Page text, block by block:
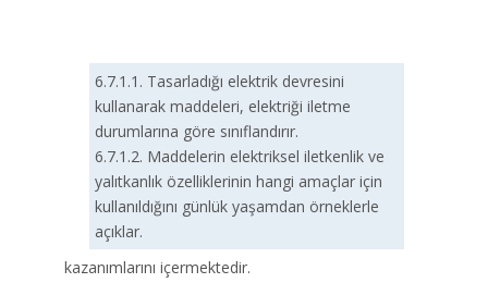
6.7.1.1. Tasarladığı elektrik devresini
kullanarak maddeleri, elektriği iletme
durumlarına göre sınıflandırır.
6.7.1.2. Maddelerin elektriksel iletkenlik ve
yalıtkanlık özelliklerinin hangi amaçlar için
kullanıldığını günlük yaşamdan örneklerle
açıklar.
kazanımlarını içermektedir.